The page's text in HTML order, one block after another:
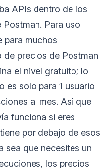
APIs dentro de los
Para uso
para muchos
de precios de Postman
el nivel gratuito; lo
es solo para 1 usuario
al mes. Así que
funciona si eres
por debajo de esos
sea que necesites un
los precios